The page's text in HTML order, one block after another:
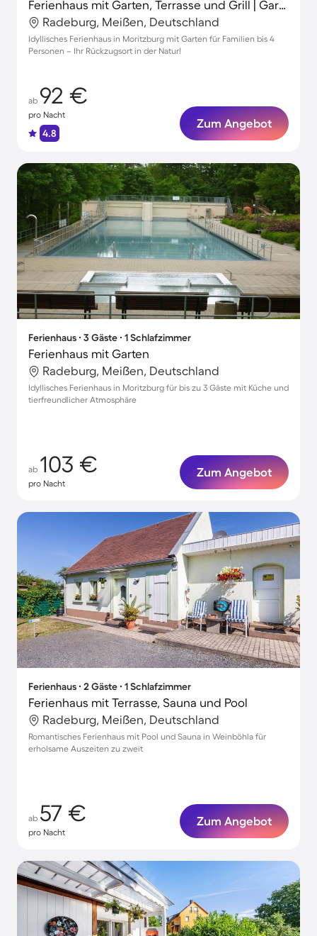
Ferienhaus mit Garten, Terrasse und Grill | Gartenblick
Radeburg, Meißen, Deutschland
Idyllisches Ferienhaus in Moritzburg mit Garten für Familien bis 4
Personen – Ihr Rückzugsort in der Natur!
ab 92 €
pro Nacht
4.8
Zum Angebot
Ferienhaus ∙ 3 Gäste ∙ 1 Schlafzimmer
Ferienhaus mit Garten
Radeburg, Meißen, Deutschland
Idyllisches Ferienhaus in Moritzburg für bis zu 3 Gäste mit Küche und
tierfreundlicher Atmosphäre
ab 103 €
pro Nacht
Zum Angebot
Ferienhaus ∙ 2 Gäste ∙ 1 Schlafzimmer
Ferienhaus mit Terrasse, Sauna und Pool
Radeburg, Meißen, Deutschland
Romantisches Ferienhaus mit Pool und Sauna in Weinböhla für
erholsame Auszeiten zu zweit
ab 57 €
pro Nacht
Zum Angebot